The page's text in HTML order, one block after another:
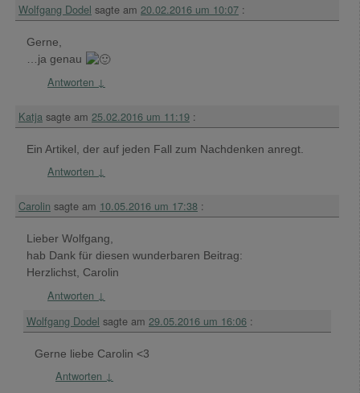
Wolfgang Dodel sagte am 20.02.2016 um 10:07 :
Gerne,
…ja genau
Antworten ↓
Katja sagte am 25.02.2016 um 11:19 :
Ein Artikel, der auf jeden Fall zum Nachdenken anregt.
Antworten ↓
Carolin sagte am 10.05.2016 um 17:38 :
Lieber Wolfgang,
hab Dank für diesen wunderbaren Beitrag:
Herzlichst, Carolin
Antworten ↓
Wolfgang Dodel sagte am 29.05.2016 um 16:06 :
Gerne liebe Carolin <3
Antworten ↓